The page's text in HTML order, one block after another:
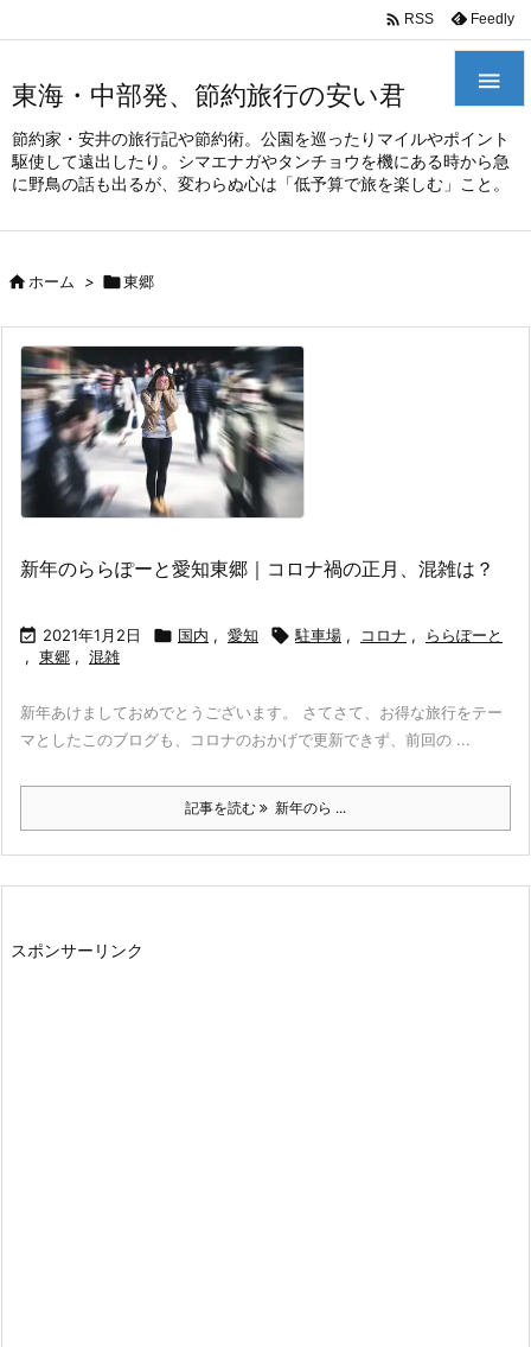
東海・中部発、節約旅行の安い君
節約家・安井の旅行記や節約術。公園を巡ったりマイルやポイント
駆使して遠出したり。シマエナガやタンチョウを機にある時から急
に野鳥の話も出るが、変わらぬ心は「低予算で旅を楽しむ」こと。

 RSS Feedly
ホーム > 東郷
新年のららぽーと愛知東郷｜コロナ禍の正月、混雑は？
 2021年1月2日  国内 , 愛知  駐車場 , コロナ ,
ららぽーと
, 東郷 , 混雑
新年あけましておめでとうございます。 さてさて、お得な旅行をテー
マとしたこのブログも、コロナのおかげで更新できず、前回の ...
記事を読む 新年のら ...
スポンサーリンク